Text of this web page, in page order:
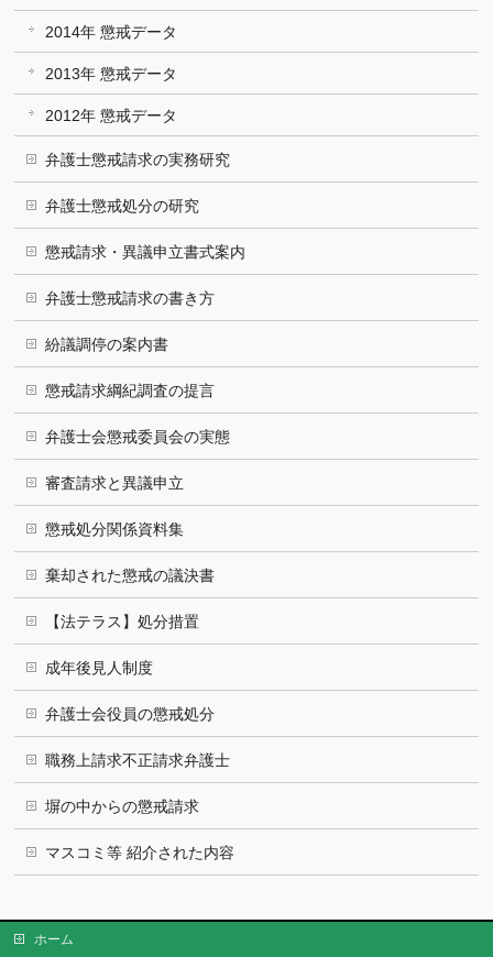
2014年 懲戒データ
2013年 懲戒データ
2012年 懲戒データ
弁護士懲戒請求の実務研究
弁護士懲戒処分の研究
懲戒請求・異議申立書式案内
弁護士懲戒請求の書き方
紛議調停の案内書
懲戒請求綱紀調査の提言
弁護士会懲戒委員会の実態
審査請求と異議申立
懲戒処分関係資料集
棄却された懲戒の議決書
【法テラス】処分措置
成年後見人制度
弁護士会役員の懲戒処分
職務上請求不正請求弁護士
塀の中からの懲戒請求
マスコミ等 紹介された内容
ホーム